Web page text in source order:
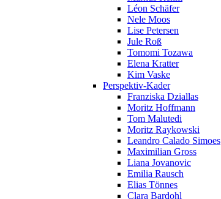
Léon Schäfer
Nele Moos
Lise Petersen
Jule Roß
Tomomi Tozawa
Elena Kratter
Kim Vaske
Perspektiv-Kader
Franziska Dziallas
Moritz Hoffmann
Tom Malutedi
Moritz Raykowski
Leandro Calado Simoes
Maximilian Gross
Liana Jovanovic
Emilia Rausch
Elias Tönnes
Clara Bardohl